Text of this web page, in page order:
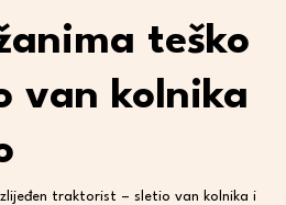
teško
van kolnika
traktorist – sletio van kolnika i